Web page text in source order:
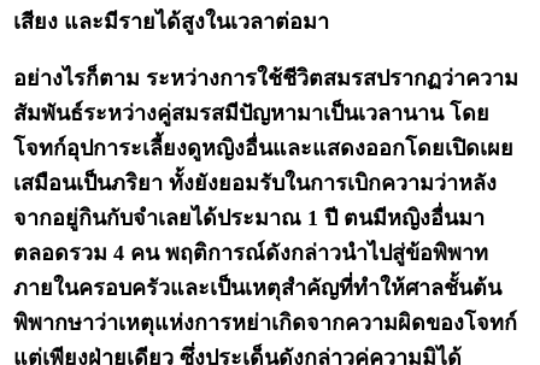
เสียง และมีรายได้สูงในเวลาต่อมา
อย่างไรก็ตาม ระหว่างการใช้ชีวิตสมรสปรากฏว่าความ
สัมพันธ์ระหว่างคู่สมรสมีปัญหามาเป็นเวลานาน โดย
โจทก์อุปการะเลี้ยงดูหญิงอื่นและแสดงออกโดยเปิดเผย
เสมือนเป็นภริยา ทั้งยังยอมรับในการเบิกความว่าหลัง
จากอยู่กินกับจำเลยได้ประมาณ 1 ปี ตนมีหญิงอื่นมา
ตลอดรวม 4 คน พฤติการณ์ดังกล่าวนำไปสู่ข้อพิพาท
ภายในครอบครัวและเป็นเหตุสำคัญที่ทำให้ศาลชั้นต้น
พิพากษาว่าเหตุแห่งการหย่าเกิดจากความผิดของโจทก์
แต่เพียงฝ่ายเดียว ซึ่งประเด็นดังกล่าวคู่ความมิได้